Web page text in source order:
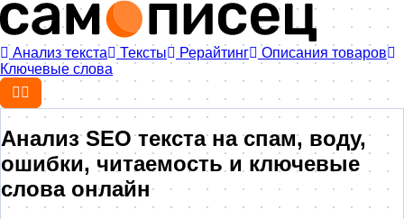
Анализ текста Тексты Рерайтинг
Описания товаров
Ключевые слова
Анализ SEO текста на спам, воду,
ошибки, читаемость и ключевые
слова онлайн